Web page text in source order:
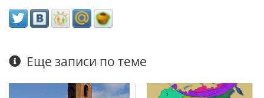
Еще записи по теме